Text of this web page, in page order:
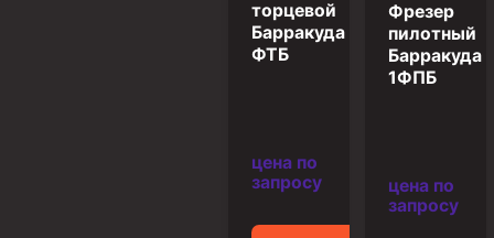
торцевой
Барракуда
ФТБ
цена по
запросу
Фрезер
пилотный
Барракуда
1ФПБ
цена по
запросу